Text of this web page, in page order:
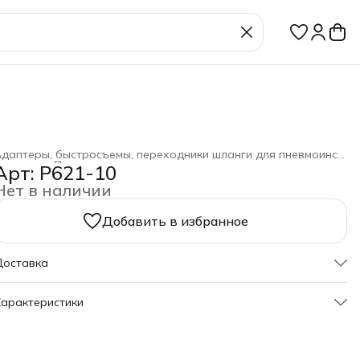
Адаптеры, быстросъемы, переходники шланги для пневмоинструмента
Пневмоинструмент
›
P621-10
в наличии
Добавить в избранное